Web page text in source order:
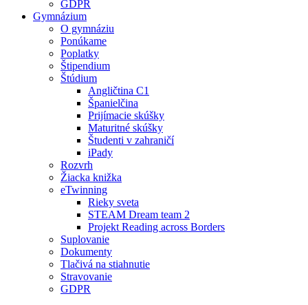
GDPR
Gymnázium
O gymnáziu
Ponúkame
Poplatky
Štipendium
Štúdium
Angličtina C1
Španielčina
Prijímacie skúšky
Maturitné skúšky
Študenti v zahraničí
iPady
Rozvrh
Žiacka knižka
eTwinning
Rieky sveta
STEAM Dream team 2
Projekt Reading across Borders
Suplovanie
Dokumenty
Tlačivá na stiahnutie
Stravovanie
GDPR